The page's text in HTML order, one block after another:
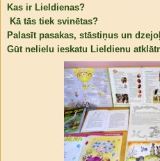
Kas ir Lieldienas?
Kā tās tiek svinētas?
Palasīt pasakas, stāstiņus un
Gūt nelielu ieskatu Lieldienu